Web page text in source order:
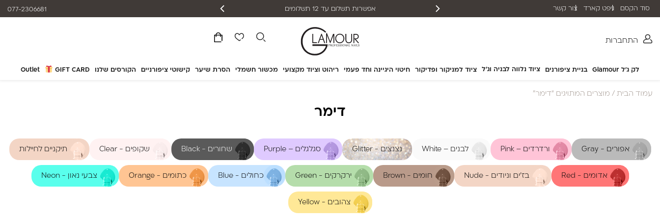
התחברות
לק ג'ל Glamour בניית ציפורנים ציוד נלווה לבניה וג'ל ציוד למניקור ופדיקור חיטוי היגיינה וחד פעמי ריהוט וציוד מקצועי מכשור חשמלי הסרת שיער קישוטי ציפורניים הקורסים שלנו GIFT CARD
Outlet
077-2306681 שליח עד הבית תוך 2-5 ימי עסקים אפשרות תשלום עד 12 תשלומים סוד הקסם גיפט קארד צור קשר
עמוד הבית / מוצרים המתויגים “דימר”
דימר
אפורים - Gray ורדרדים – Pink לבנים – White נצנצים - Glitter סגלגלים – Purple שחורים - Black שקופים - Clear תיקניים לחיילות
אדומים - Red בז'ים וניודים - Nude חומים - Brown ירקרקים - Green כחולים - Blue כתומים - Orange צבעי נאון - Neon
צהובים - Yellow